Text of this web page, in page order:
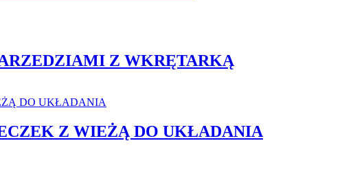
Z WKRĘTARKĄ
Z WIEŻĄ DO UKŁADANIA